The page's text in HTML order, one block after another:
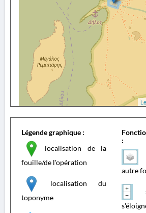
Légende graphique :
localisation de la
fouille/de l'opération
localisation du
toponyme
:
autre